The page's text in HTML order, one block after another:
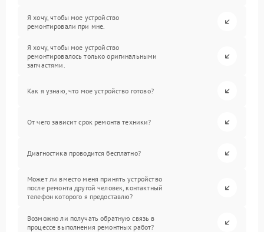
Я хочу, чтобы мое устройство
ремонтировали при мне.
Я хочу, чтобы мое устройство
ремонтировалось только оригинальными
запчастями.
Как я узнаю, что мое устройство готово?
От чего зависит срок ремонта техники?
Диагностика проводится бесплатно?
Может ли вместо меня принять устройство
после ремонта другой человек, контактный
телефон которого я предоставлю?
Возможно ли получать обратную связь в
процессе выполнения ремонтных работ?